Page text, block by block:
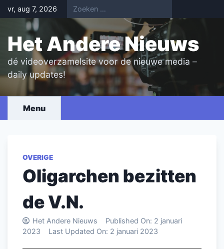
Skip
to
content
vr, aug 7, 2026
Het Andere Nieuws
dé videoverzamelsite voor de nieuwe media –
daily updates!
Menu
OVERIGE
Oligarchen bezitten
de V.N.
Het Andere Nieuws Published On: 2 januari
2023
Last Updated On: 2 januari 2023